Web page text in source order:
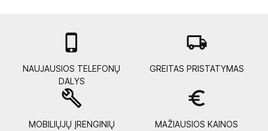

NAUJAUSIOS TELEFONŲ
DALYS
local_shipping
GREITAS PRISTATYMAS
build
MOBILIŲJŲ ĮRENGINIŲ
euro_symbol
MAŽIAUSIOS KAINOS